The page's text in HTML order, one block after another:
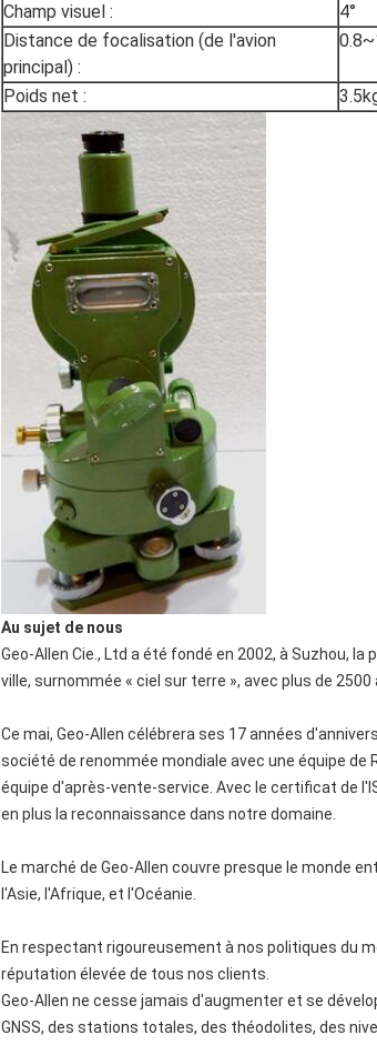
Champ visuel :
4°
Distance de focalisation (de l'avion
principal) :
Poids net :
Au sujet de nous
Geo-Allen Cie., Ltd a été fondé en 2002, à Suzhou,
ville, surnommée « ciel sur terre », avec plus de
Ce mai, Geo-Allen célébrera ses 17 années
société de renommée mondiale avec une équipe
équipe d'après-vente-service. Avec le certificat de
en plus la reconnaissance dans notre domaine.
Le marché de Geo-Allen couvre presque le monde
l'Asie, l'Afrique, et l'Océanie.
En respectant rigoureusement à nos politiques du
réputation élevée de tous nos clients.
Geo-Allen ne cesse jamais d'augmenter et se
GNSS, des stations totales, des théodolites, des